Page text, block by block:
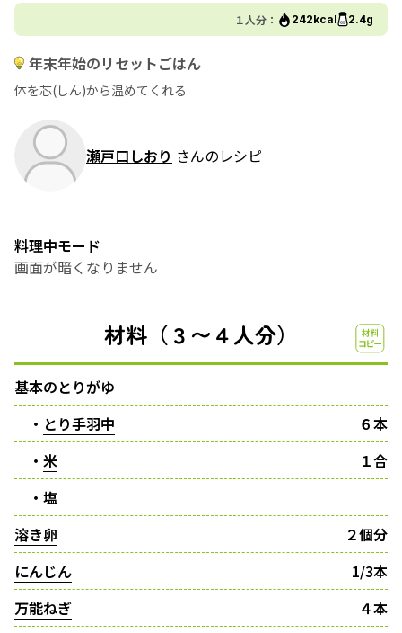
１人分： 242kcal 2.4g
年末年始のリセットごはん
体を芯(しん)から温めてくれる
瀬戸口しおり さんのレシピ
料理中モード
画面が暗くなりません
材料（３〜４人分）
基本のとりがゆ
・ とり手羽中
６本
・ 米
１合
・塩
溶き卵
２個分
にんじん
1/3本
万能ねぎ
４本